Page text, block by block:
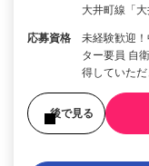
大井町線「
応募資格
未経験歓迎
ター要員 自
得していただ
後で見る